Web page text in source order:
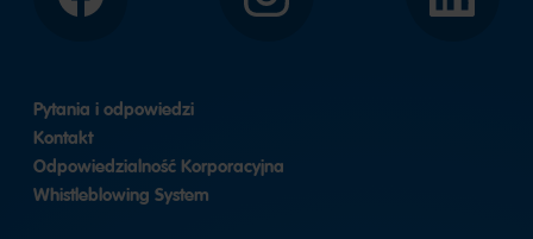
Pytania i odpowiedzi
Kontakt
Odpowiedzialność Korporacyjna
Whistleblowing System